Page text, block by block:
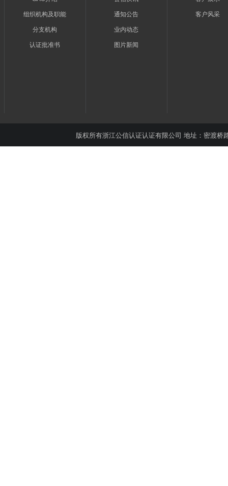
组织机构及职能
分支机构
认证批准书
通知公告
业内动态
图片新闻
客户风采
版权所有浙江公信认证认证有限公司 地址：密渡